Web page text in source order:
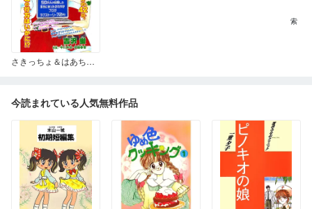
さきっちょ＆はあちゅう 恋の悪あが記
今読まれている人気無料作品